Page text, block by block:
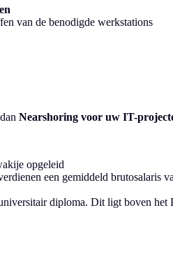
van de benodigde werkstations
Nearshoring voor uw IT-
opgeleid
een gemiddeld brutosalaris
diploma. Dit ligt boven het